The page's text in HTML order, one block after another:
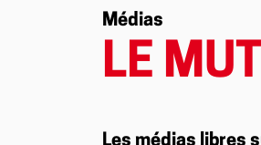
Médias
LE